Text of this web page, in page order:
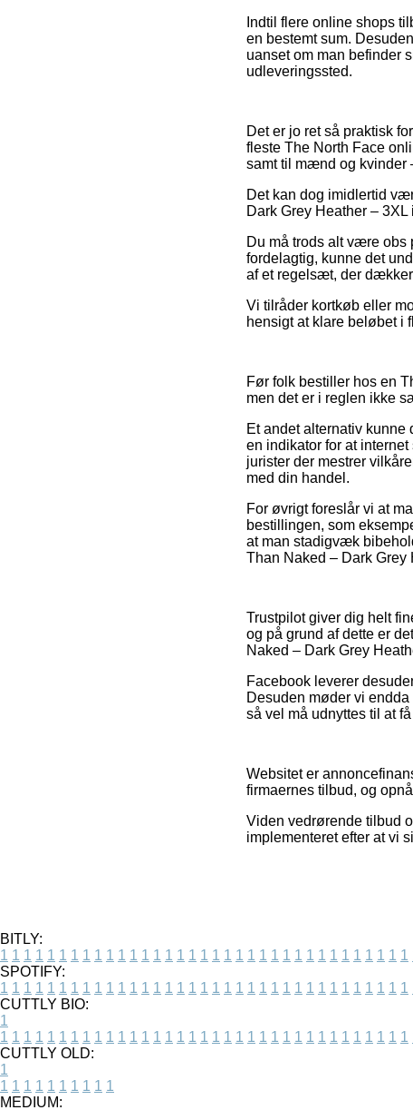
Indtil flere online shops
en bestemt sum.
uanset om man befinder
udleveringssted.
Det er jo ret så praktisk
fleste The North Face
samt til mænd og kvinder
Det kan dog imidlertid
Dark Grey Heather –
Du må trods alt være obs
fordelagtig, kunne det
af et regelsæt, der
Vi tilråder kortkøb eller
hensigt at klare beløbet i
Før folk bestiller hos en
men det er i reglen ikke
Et andet alternativ
en indikator for at
jurister der mestrer
med din handel.
For øvrigt foreslår vi at
bestillingen, som
at man stadigvæk
Than Naked – Dark Grey
Trustpilot giver dig helt
og på grund af dette er
Naked – Dark Grey
Facebook leverer
Desuden møder vi
så vel må udnyttes til at
Websitet er
firmaernes tilbud, og
Viden vedrørende tilbud
implementeret efter at vi
BITLY:
1 1 1 1 1 1 1 1 1 1 1 1 1 1 1 1 1 1 1 1 1 1 1 1 1 1 1 1 1 1 1 1 1 1 1
SPOTIFY:
1 1 1 1 1 1 1 1 1 1 1 1 1 1 1 1 1 1 1 1 1 1 1 1 1 1 1 1 1 1 1 1 1 1 1
CUTTLY BIO:
1
1 1 1 1 1 1 1 1 1 1 1 1 1 1 1 1 1 1 1 1 1 1 1 1 1 1 1 1 1 1 1 1 1 1 1
CUTTLY OLD:
1
1 1 1 1 1 1 1 1 1 1
MEDIUM: